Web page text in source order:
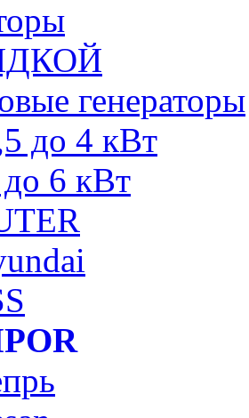
генераторы
до 4 кВт
6 кВт